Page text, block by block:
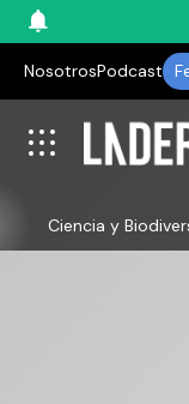
NosotrosPodcast
Ciencia y